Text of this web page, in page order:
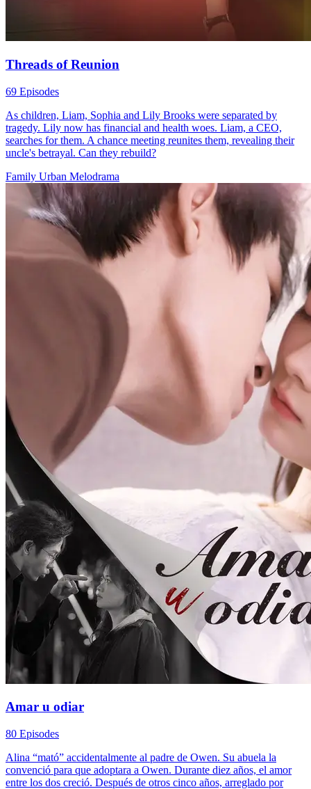
Threads of Reunion
69 Episodes
As children, Liam, Sophia and Lily Brooks were separated by
tragedy. Lily now has financial and health woes. Liam, a CEO,
searches for them. A chance meeting reunites them, revealing their
uncle's betrayal. Can they rebuild?
Family Urban Melodrama
Amar u odiar
80 Episodes
Alina “mató” accidentalmente al padre de Owen. Su abuela la
convenció para que adoptara a Owen. Durante diez años, el amor
entre los dos creció. Después de otros cinco años, arreglado por